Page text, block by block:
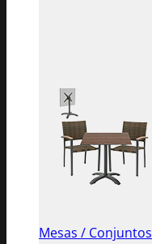
Mesas / Conjuntos